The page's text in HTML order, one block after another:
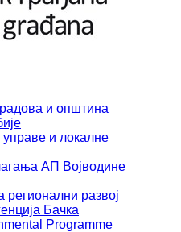
и општина
и локалне
АП Војводине
регионални развој
Бачка
Programme